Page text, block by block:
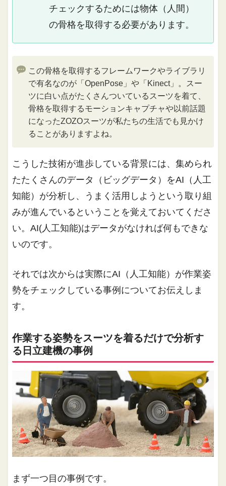
チェックするためには物体（人間）
の骨格を取得する必要があります。
この骨格を取得するフレームワークやライブラリ
で有名なのが「OpenPose」や「Kinect」。スー
ツに白い点がたくさんついているスーツを着て、
骨格を取得するモーションキャプチャや以前話題
になったZOZOスーツが私たちの生活でも見かけ
ることがありますよね。
こうした技術が進歩している背景には、集められ
たたくさんのデータ（ビッグデータ）をAI（人工
知能）が分析し、うまく活用しようという取り組
みが進んでいるということを覚えておいてくださ
い。AI(人工知能)はデータがなければ何もできな
いのです。
それでは次からは実際にAI（人工知能）が作業姿
勢をチェックしている事例についてお伝えしま
す。
作業する姿勢をスーツを着るだけで分析す
る日立建機の事例
まず一つ目の事例です。